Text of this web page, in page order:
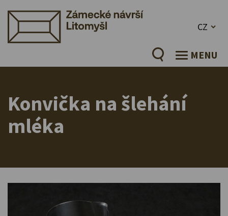
CZ
MENU
Konvička na šlehání
mléka